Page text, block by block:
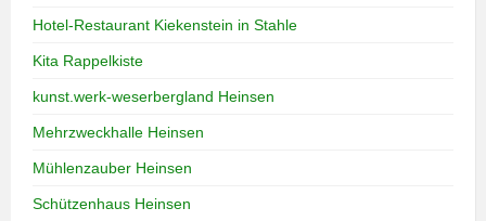
Hotel-Restaurant Kiekenstein in Stahle
Kita Rappelkiste
kunst.werk-weserbergland Heinsen
Mehrzweckhalle Heinsen
Mühlenzauber Heinsen
Schützenhaus Heinsen